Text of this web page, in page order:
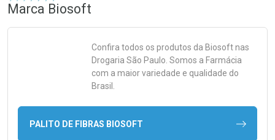
Marca Biosoft
Confira todos os produtos da Biosoftnas
Drogaria São Paulo. Somos a Farmácia
com a maior variedade e qualidade do
Brasil.
PALITO DE FIBRAS BIOSOFT